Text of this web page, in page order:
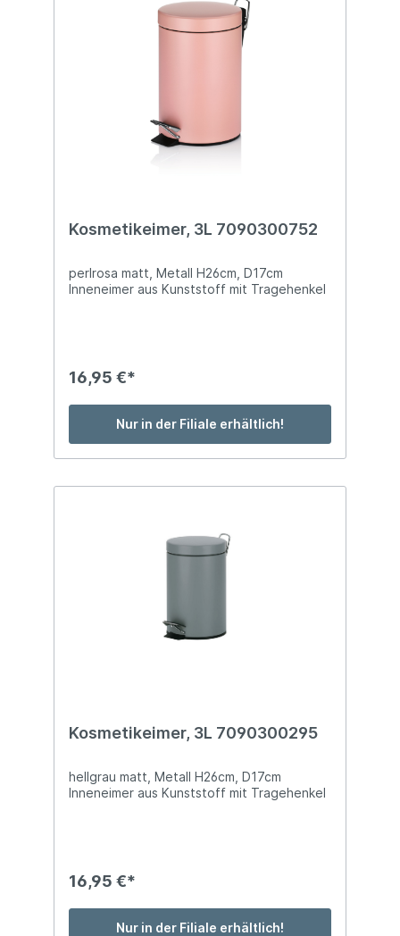
Kosmetikeimer, 3L 7090300752
perlrosa matt, Metall H26cm, D17cm
Inneneimer aus Kunststoff mit Tragehenkel
16,95 €*
Nur in der Filiale erhältlich!
Kosmetikeimer, 3L 7090300295
hellgrau matt, Metall H26cm, D17cm
Inneneimer aus Kunststoff mit Tragehenkel
16,95 €*
Nur in der Filiale erhältlich!